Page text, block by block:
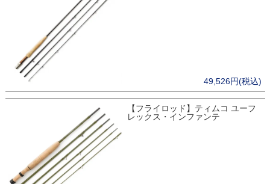
49,526円(税込)
【フライロッド】ティムコ ユーフ
レックス・インファンテ